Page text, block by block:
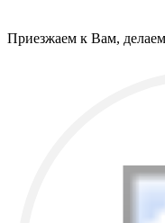
Приезжаем к Вам,